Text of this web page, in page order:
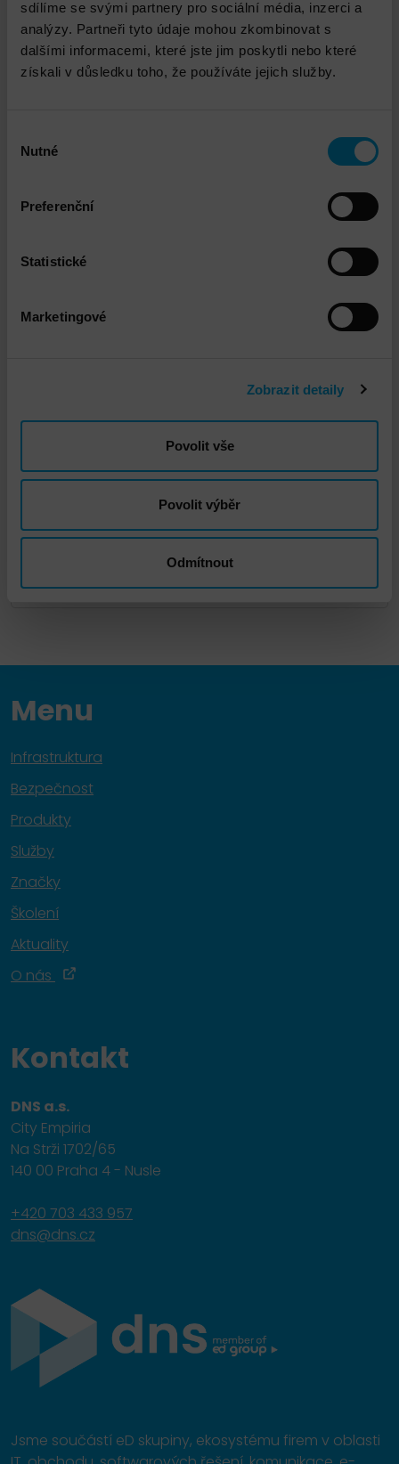
sdílíme se svými partnery pro sociální média, inzerci a
analýzy. Partneři tyto údaje mohou zkombinovat s
dalšími informacemi, které jste jim poskytli nebo které
získali v důsledku toho, že používáte jejich služby.
souhlasu
Nutné
Preferenční
Statistické
Marketingové
Zobrazit detaily
Povolit vše
Povolit výběr
Odmítnout
Menu
Infrastruktura
Bezpečnost
Produkty
Služby
Značky
Školení
Aktuality
O nás
Kontakt
DNS a.s.
City Empiria
Na Strži 1702/65
140 00 Praha 4 - Nusle
+420 703 433 957
dns@dns.cz
Jsme součástí eD skupiny, ekosystému firem v oblasti